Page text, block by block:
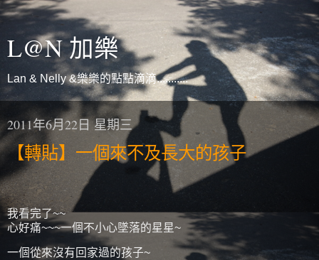
L@N 加樂
Lan & Nelly &樂樂的點點滴滴...........
2011年6月22日 星期三
【轉貼】一個來不及長大的孩子
我看完了~~
心好痛~~~一個不小心墜落的星星~
一個從來沒有回家過的孩子~